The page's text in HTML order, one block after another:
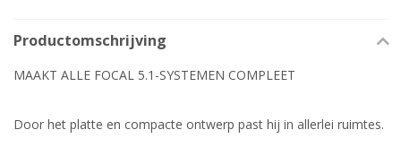
Productomschrijving
MAAKT ALLE FOCAL 5.1-SYSTEMEN COMPLEET
Door het platte en compacte ontwerp past hij in allerlei ruimtes.